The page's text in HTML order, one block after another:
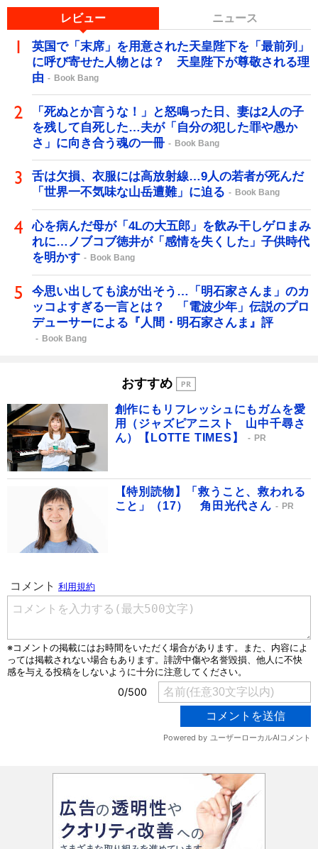
レビュー ニュース
英国で「末席」を用意された天皇陛下を「最前列」
に呼び寄せた人物とは？ 天皇陛下が尊敬される理
由
Book Bang
「死ぬとか言うな！」と怒鳴った日、妻は2人の子
を残して自死した…夫が「自分の犯した罪や愚か
さ」に向き合う魂の一冊
Book Bang
舌は欠損、衣服には高放射線…9人の若者が死んだ
「世界一不気味な山岳遭難」に迫る
Book Bang
心を病んだ母が「4Lの大五郎」を飲み干しゲロまみ
れに…ノブコブ徳井が「感情を失くした」子供時代
を明かす
Book Bang
今思い出しても涙が出そう…「明石家さんま」のカ
ッコよすぎる一言とは？ 「電波少年」伝説のプロ
デューサーによる『人間・明石家さんま』評
Book Bang
おすすめ
創作にもリフレッシュにもガムを愛
用（ジャズピアニスト 山中千尋さ
ん）【LOTTE TIMES】
PR
【特別読物】「救うこと、救われる
こと」（17） 角田光代さん
PR